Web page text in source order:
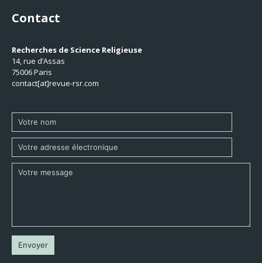
Contact
Recherches de Science Religieuse
14, rue d’Assas
75006 Paris
contact[at]revue-rsr.com